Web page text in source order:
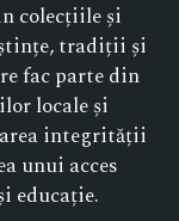
colecțiile și
tradiții și
fac parte din
locale și
integrității
unui acces
educație.